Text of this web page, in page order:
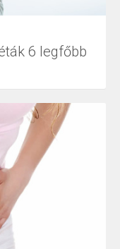
6 legfőbb